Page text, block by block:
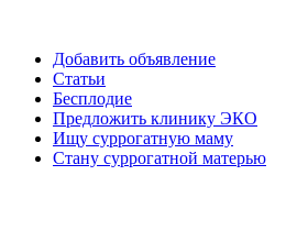
Добавить объявление
Статьи
Бесплодие
Предложить клинику ЭКО
Ищу суррогатную маму
Стану суррогатной матерью